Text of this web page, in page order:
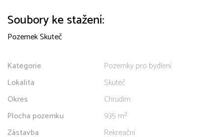
Soubory ke stažení:
Pozemek Skuteč
Kategorie
Pozemky pro bydlení
Lokalita
Skuteč
Okres
Chrudim
Plocha pozemku
935 m²
Zástavba
Rekreační